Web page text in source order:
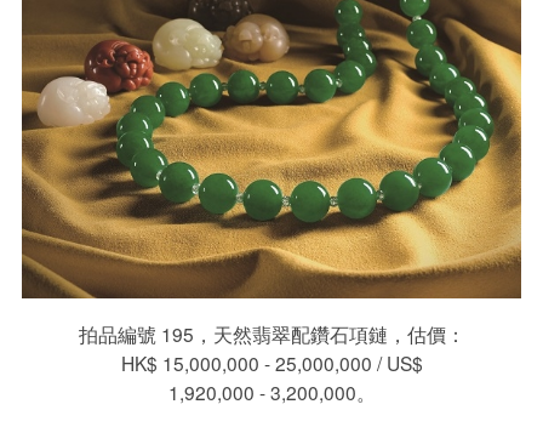
拍品編號 195，天然翡翠配鑽石項鏈，估價：
HK$ 15,000,000 - 25,000,000 / US$
1,920,000 - 3,200,000。